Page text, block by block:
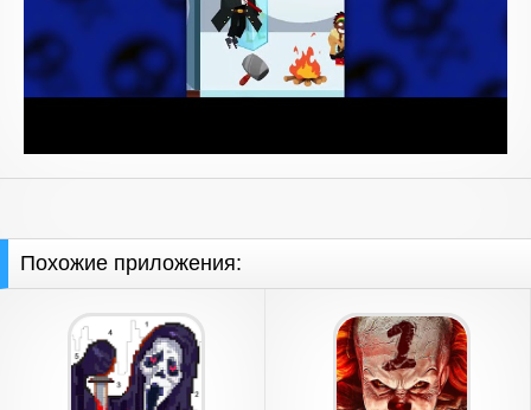
Похожие приложения: